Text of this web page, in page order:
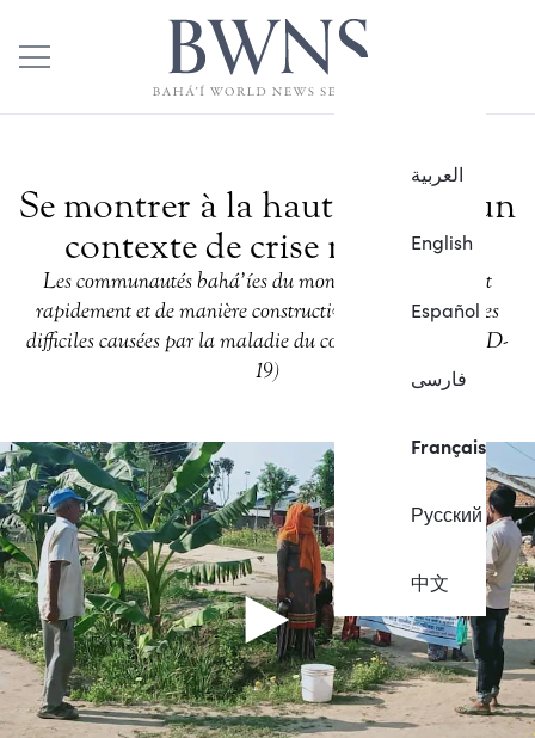
العربية
English
Español
فارسی
Français
Русский
中文
Se montrer à la hauteur dans un
contexte de crise mondiale
Les communautés bahá’íes du monde entier réagissent
rapidement et de manière constructive aux circonstances
difficiles causées par la maladie du coronavirus (COVID-
19)